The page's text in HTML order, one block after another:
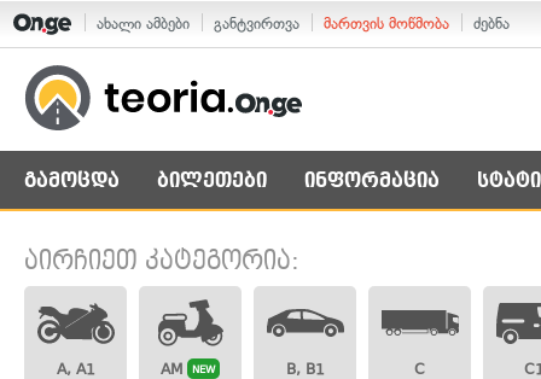
ახალი ამბები განტვირთვა მართვის მოწმობა ძებნა
გამოცდა ბილეთები ინფორმაცია
აირჩიეთ კატეგორია:
A, A1 AM NEW B, B1 C